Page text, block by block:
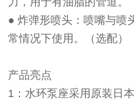
● 炸弹形喷头：喷嘴与喷
常情况下使用。（选配）
产品亮点
1：水环泵座采用原装日